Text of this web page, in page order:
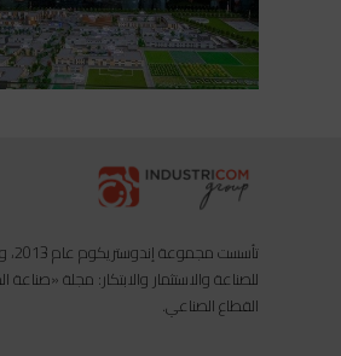
للصناعة والاستثمار والابتكار: مجلة
القطاع الصناعي.